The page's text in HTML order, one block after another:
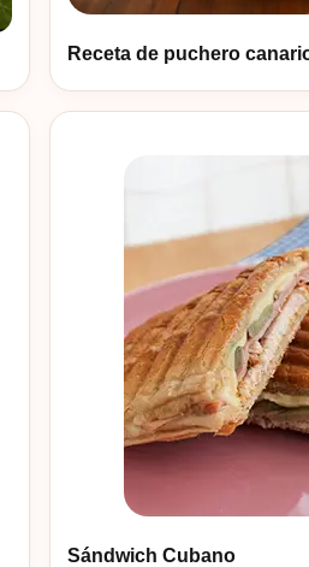
Receta de puchero
Sándwich Cubano